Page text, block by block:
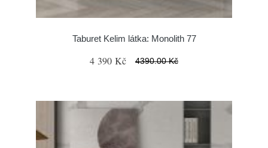
Taburet Kelim látka: Monolith 77
4 390 Kč 4390.00 Kč